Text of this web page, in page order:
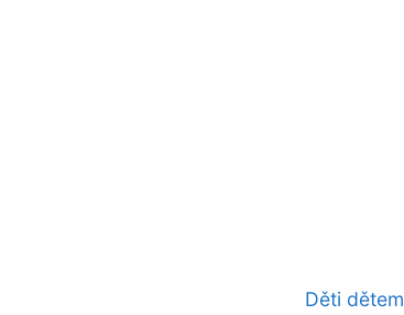
Děti dětem